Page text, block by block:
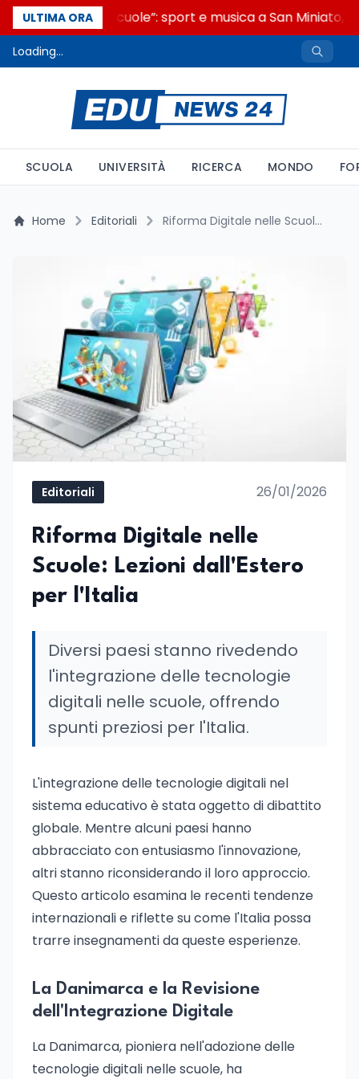
ULTIMA ORA
“Noi siamo le Scuole”: sport e musica a San Miniato,
Loading...
SCUOLA UNIVERSITÀ RICERCA MONDO
Home Editoriali Riforma Digitale nelle Scuole: Lezioni dall'Estero per l'Italia
Editoriali 26/01/2026
Riforma Digitale nelle
Scuole: Lezioni dall'Estero
per l'Italia
Diversi paesi stanno rivedendo
l'integrazione delle tecnologie
digitali nelle scuole, offrendo
spunti preziosi per l'Italia.
L'integrazione delle tecnologie digitali nel
sistema educativo è stata oggetto di dibattito
globale. Mentre alcuni paesi hanno
abbracciato con entusiasmo l'innovazione,
altri stanno riconsiderando il loro approccio.
Questo articolo esamina le recenti tendenze
internazionali e riflette su come l'Italia possa
trarre insegnamenti da queste esperienze.
La Danimarca e la Revisione
dell'Integrazione Digitale
La Danimarca, pioniera nell'adozione delle
tecnologie digitali nelle scuole, ha